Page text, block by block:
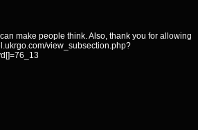
make people think. Also, thank you for allowing
view_subsection.php?
[]=76_13